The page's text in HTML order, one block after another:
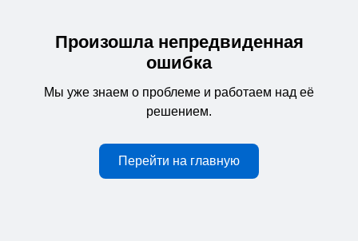
Произошла непредвиденная
ошибка
Мы уже знаем о проблеме и работаем над её
решением.
Перейти на главную